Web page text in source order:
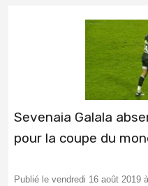
Sevenaia Galala
pour la coupe du
Publié le vendredi 16 août 2019